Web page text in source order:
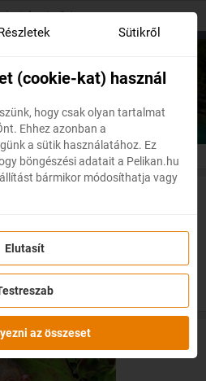
/ Cebu
Cebu
Sütikről
(cookie-kat) használ
hogy csak olyan tartalmat
Ehhez azonban a
a sütik használatához. Ez
böngészési adatait a Pelikan.hu
bármikor módosíthatja vagy
Elutasít
az összeset